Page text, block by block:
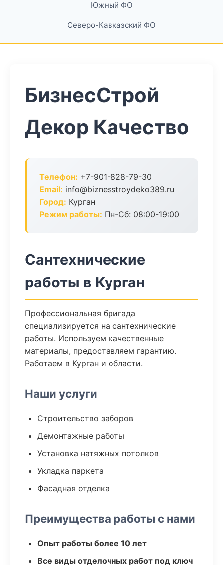
Южный ФО
Северо-Кавказский ФО
БизнесСтрой
Декор Качество
Телефон: +7-901-828-79-30
Email: info@biznesstroydeko389.ru
Город: Курган
Режим работы: Пн-Сб: 08:00-19:00
Сантехнические
работы в Курган
Профессиональная бригада
специализируется на сантехнические
работы. Используем качественные
материалы, предоставляем гарантию.
Работаем в Курган и области.
Наши услуги
Строительство заборов
Демонтажные работы
Установка натяжных потолков
Укладка паркета
Фасадная отделка
Преимущества работы с нами
Опыт работы более 10 лет
Все виды отделочных работ под ключ